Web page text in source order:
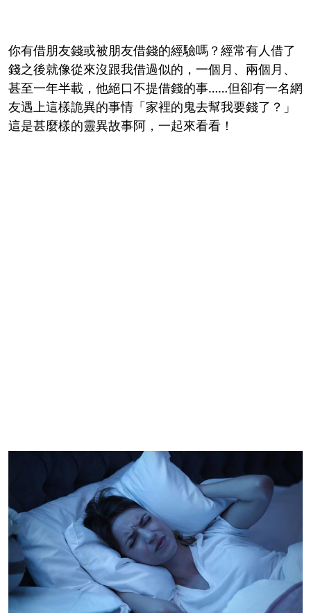
你有借朋友錢或被朋友借錢的經驗嗎？經常有人借了
錢之後就像從來沒跟我借過似的，一個月、兩個月、
甚至一年半載， 他絕口不提借錢的事……但卻有一名網
友遇上這樣詭異的事情「家裡的鬼去幫我要錢了？」
這是甚麼樣的靈異故事阿，一起來看看！